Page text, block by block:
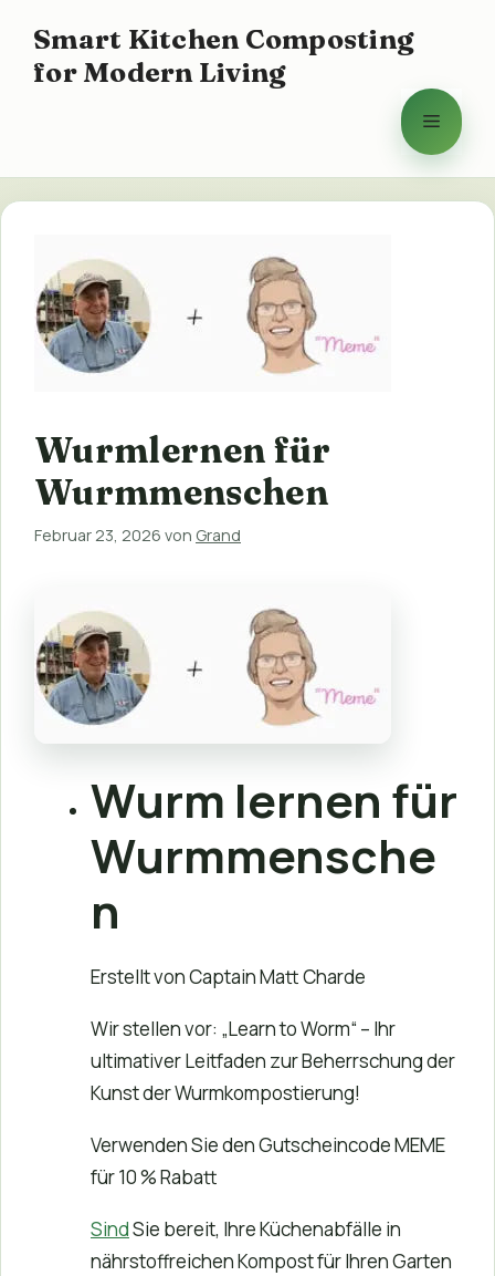
Inhalt
springen
Smart Kitchen Composting
for Modern Living
Menü
Wurmlernen für
Wurmmenschen
Februar 23, 2026 von Grand
Wurm lernen für
Wurmmensche
n
Erstellt von Captain Matt Charde
Wir stellen vor: „Learn to Worm“ – Ihr
ultimativer Leitfaden zur Beherrschung der
Kunst der Wurmkompostierung!
Verwenden Sie den Gutscheincode MEME
für 10 % Rabatt
SindSie bereit, Ihre Küchenabfälle in
nährstoffreichen Kompost für Ihren Garten